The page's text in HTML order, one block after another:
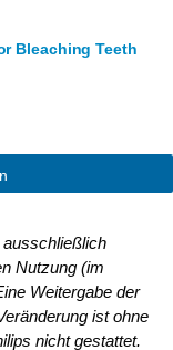
Bleaching Teeth
ausschließlich
Nutzung (im
Weitergabe der
ist ohne
nicht gestattet.